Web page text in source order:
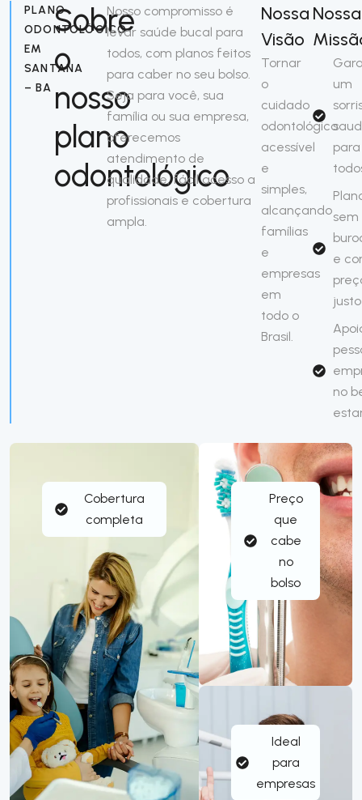
Cobertura
completa
Preço
que
cabe
no
bolso
Ideal
para
empresas
PLANO
ODONTOLÓGICO
EM
SANTANA
– BA
Sobre
o
nosso
plano
odontológico
Nosso compromisso é
levar saúde bucal para
todos, com planos feitos
para caber no seu bolso.
Seja para você, sua
família ou sua empresa,
oferecemos
atendimento de
qualidade, fácil acesso a
profissionais e cobertura
ampla.
Nossa
Visão
Tornar
o
cuidado
odontológico
acessível
e
simples,
alcançando
famílias
e
empresas
em
todo o
Brasil.
Nossa
um
para
sem
e
justo
no